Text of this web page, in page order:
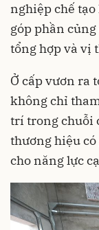
nghiệp chế
góp phần
tổng hợp và vị
Ở cấp vươn ra
không chỉ
trí trong chuỗi
thương hiệu
cho năng lực